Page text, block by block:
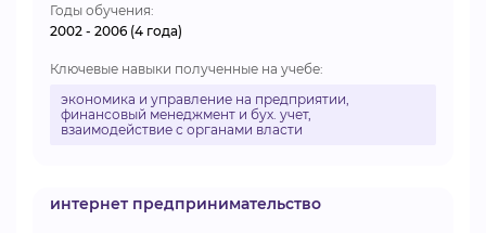
Годы обучения:
2002 - 2006 (4 года)
Ключевые навыки полученные на учебе:
экономика и управление на предприятии,
финансовый менеджмент и бух. учет,
взаимодействие с органами власти
интернет предпринимательство